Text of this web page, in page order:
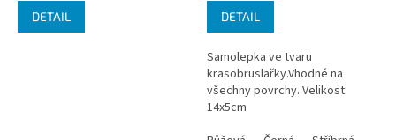
DETAIL DETAIL
Samolepka ve tvaru
krasobruslařky.Vhodné na
všechny povrchy. Velikost:
14x5cm